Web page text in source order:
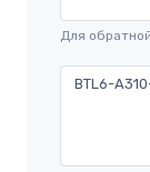
Для